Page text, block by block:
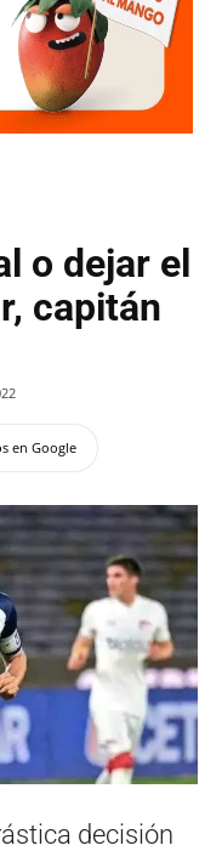
o dejar el
capitán
en Google
decisión